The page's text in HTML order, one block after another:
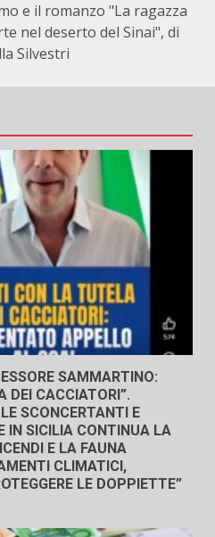
e il romanzo "La ragazza
nel deserto del Sinai", di
Silvestri
SAMMARTINO:
DEI CACCIATORI”.
SCONCERTANTI E
IN SICILIA CONTINUA LA
E LA FAUNA
CLIMATICI,
LE DOPPIETTE”